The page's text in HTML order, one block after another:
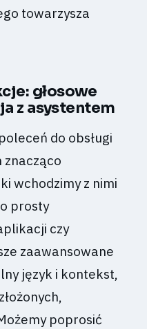
towarzysza
głosowe
z asystentem
do obsługi
znacząco
wchodzimy z nimi
prosty
czy
zaawansowane
język i kontekst,
poprosić